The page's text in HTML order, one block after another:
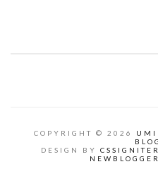
COPYRIGHT © 2026 UMI
DESIGN BY CSSIGNITER